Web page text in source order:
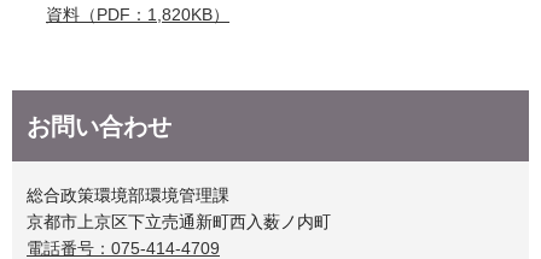
資料（PDF：1,820KB）
お問い合わせ
総合政策環境部環境管理課
京都市上京区下立売通新町西入薮ノ内町
電話番号：075-414-4709